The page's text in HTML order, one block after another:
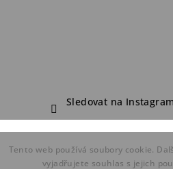
Tento web používá soubory cookie.
vyjadřujete souhlas s jejich
Sledovat na
Copyright 2026FDF Bike Shop.
Vytvořil